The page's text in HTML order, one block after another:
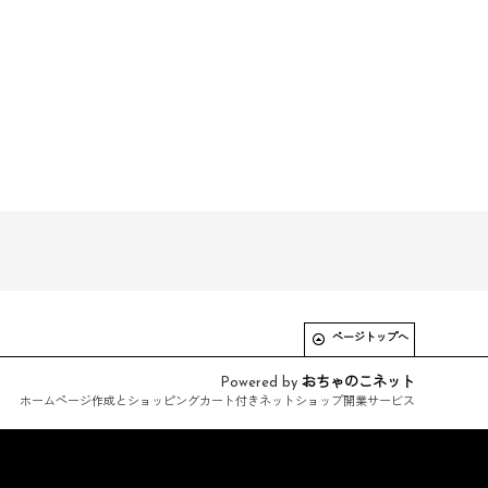
ページトップへ
Powered by おちゃのこネット
ホームページ作成とショッピングカート付きネットショップ開業サービス